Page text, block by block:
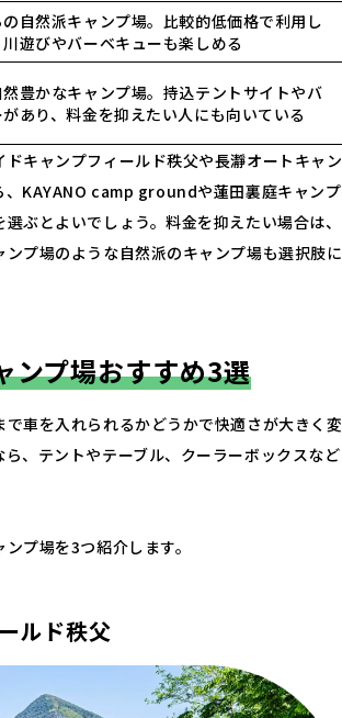
自然派キャンプ場。比較的低価格で利用し
遊びやバーベキューも楽しめる
豊かなキャンプ場。持込テントサイトやバ
あり、料金を抑えたい人にも向いている
キャンプフィールド秩父や長瀞オートキャン
、KAYANO camp groundや蓮田裏庭キャンプ
ぶとよいでしょう。料金を抑えたい場合は、
プ場のような自然派のキャンプ場も選択肢に
ンプ場おすすめ3選
車を入れられるかどうかで快適さが大きく変
、テントやテーブル、クーラーボックスなど
プ場を3つ紹介します。
ルド秩父